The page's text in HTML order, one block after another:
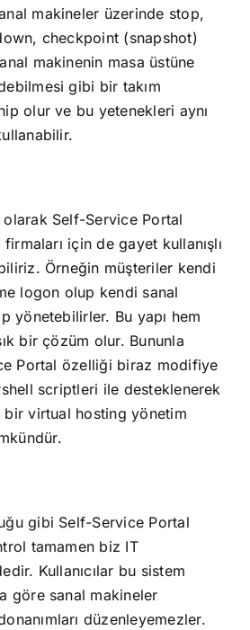
makineler üzerinde stop,
checkpoint (snapshot)
makinenin masa üstüne
gibi bir takım
olur ve bu yetenekleri aynı
Self-Service Portal
için de gayet kullanışlı
Örneğin müşteriler kendi
logon olup kendi sanal
yönetebilirler. Bu yapı hem
bir çözüm olur. Bununla
Portal özelliği biraz modifiye
scriptleri ile desteklenerek
virtual hosting yönetim
gibi Self-Service Portal
tamamen biz IT
Kullanıcılar bu sistem
göre sanal makineler
düzenleyemezler.